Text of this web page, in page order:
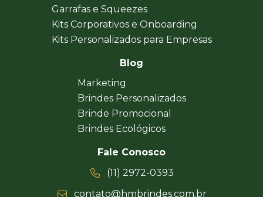
Garrafas e Squeezes
Kits Corporativos e Onboarding
Kits Personalizados para Empresas
Blog
Marketing
Brindes Personalizados
Brinde Promocional
Brindes Ecológicos
Fale Conosco
(11) 2972-0393
contato@hmbrindes.com.br